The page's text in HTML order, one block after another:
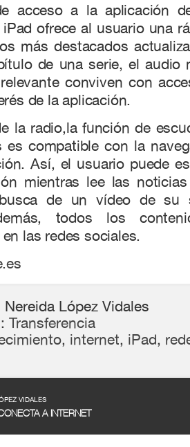
acceso a la aplicación
ofrece al usuario una
más destacados
de una serie, el audio
conviven con
de la aplicación.
la radio,la función de
es compatible con la
Así, el usuario puede
mientras lee las
de un vídeo de su
todos los
las redes sociales.
Nereida López Vidales
Transferencia
, internet, iPad,
VIDALES
A INTERNET